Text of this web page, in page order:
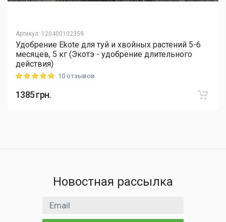
Артикул: 120400102359
Удобрение Ekote для туй и хвойных растений 5-6
месяцев, 5 кг (Экотэ - удобрение длительного
действия)
Rating: 5 out of 510 отзывов
1385грн.
Новостная рассылка
Email адрес